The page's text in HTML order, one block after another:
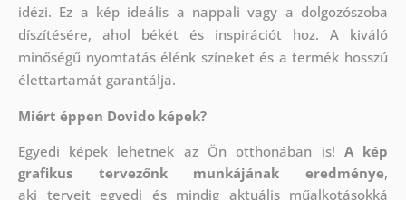
idézi. Ez a kép ideális a nappali vagy a dolgozószoba
díszítésére, ahol békét és inspirációt hoz. A kiváló
minőségű nyomtatás élénk színeket és a termék hosszú
élettartamát garantálja.
Miért éppen Dovido képek?
Egyedi képek lehetnek az Ön otthonában is! A kép
grafikus tervezőnk munkájának eredménye,
aki terveit egyedi és mindig aktuális műalkotásokká